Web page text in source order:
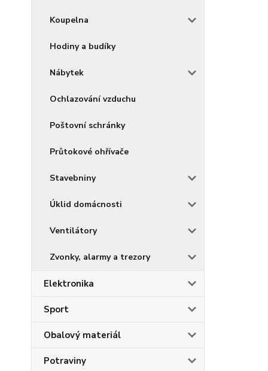
Koupelna
Hodiny a budíky
Nábytek
Ochlazování vzduchu
Poštovní schránky
Průtokové ohřívače
Stavebniny
Úklid domácnosti
Ventilátory
Zvonky, alarmy a trezory
Elektronika
Sport
Obalový materiál
Potraviny